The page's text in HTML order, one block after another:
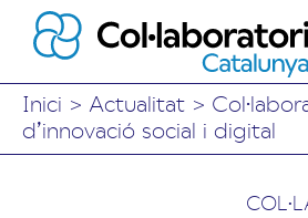
Inici > Actualitat >
d’innovació social i digital